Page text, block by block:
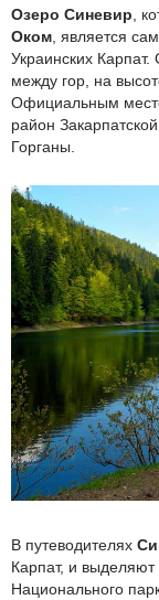
Озеро Синевир ,
Оком , является
Украинских Карпат.
между гор, на
Официальным
район
Горганы.
В путеводителях
Карпат, и
Национального